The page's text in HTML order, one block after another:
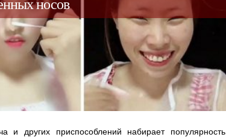
и других приспособлений набирает популярность.